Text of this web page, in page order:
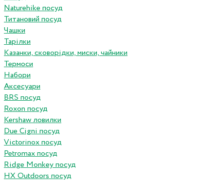
Naturehike посуд
Титановий посуд
Чашки
Тарілки
Казанки, сковорідки, миски, чайники
Термоси
Набори
Аксесуари
BRS посуд
Roxon посуд
Kershaw ловилки
Due Cigni посуд
Victorinox посуд
Petromax посуд
Ridge Monkey посуд
HX Outdoors посуд